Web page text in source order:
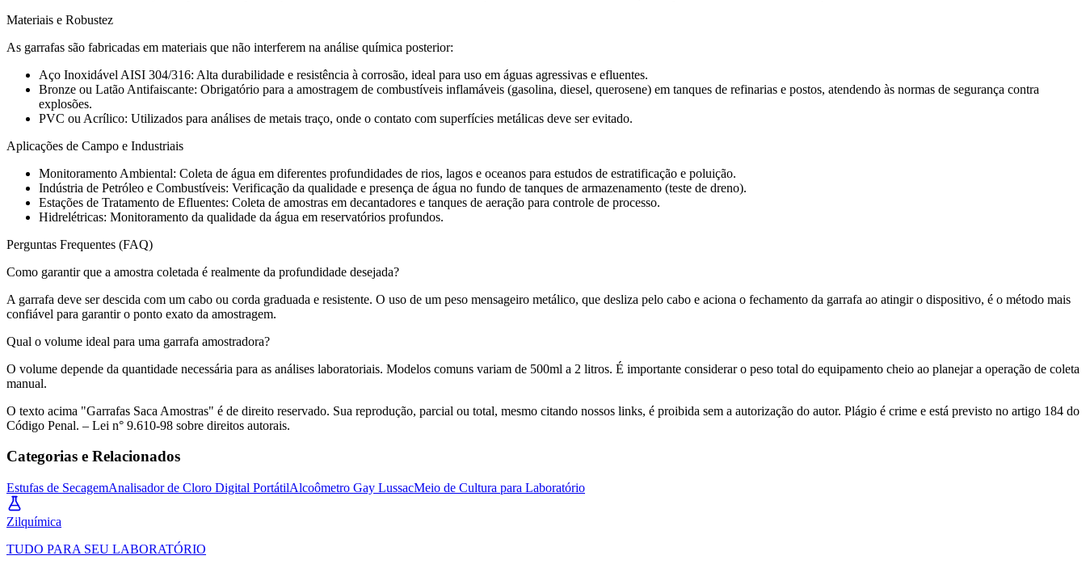
Materiais e Robustez
As garrafas são fabricadas em materiais que não interferem na análise química posterior:
Aço Inoxidável AISI 304/316: Alta durabilidade e resistência à corrosão, ideal para uso em águas agressivas e efluentes.
Bronze ou Latão Antifaiscante: Obrigatório para a amostragem de combustíveis inflamáveis (gasolina, diesel, querosene) em tanques de refinarias e postos, atendendo às normas de segurança contra
explosões.
PVC ou Acrílico: Utilizados para análises de metais traço, onde o contato com superfícies metálicas deve ser evitado.
Aplicações de Campo e Industriais
Monitoramento Ambiental: Coleta de água em diferentes profundidades de rios, lagos e oceanos para estudos de estratificação e poluição.
Indústria de Petróleo e Combustíveis: Verificação da qualidade e presença de água no fundo de tanques de armazenamento (teste de dreno).
Estações de Tratamento de Efluentes: Coleta de amostras em decantadores e tanques de aeração para controle de processo.
Hidrelétricas: Monitoramento da qualidade da água em reservatórios profundos.
Perguntas Frequentes (FAQ)
Como garantir que a amostra coletada é realmente da profundidade desejada?
A garrafa deve ser descida com um cabo ou corda graduada e resistente. O uso de um peso mensageiro metálico, que desliza pelo cabo e aciona o fechamento da garrafa ao atingir o dispositivo, é o método mais
confiável para garantir o ponto exato da amostragem.
Qual o volume ideal para uma garrafa amostradora?
O volume depende da quantidade necessária para as análises laboratoriais. Modelos comuns variam de 500ml a 2 litros. É importante considerar o peso total do equipamento cheio ao planejar a operação de coleta
manual.
O texto acima "Garrafas Saca Amostras" é de direito reservado. Sua reprodução, parcial ou total, mesmo citando nossos links, é proibida sem a autorização do autor. Plágio é crime e está previsto no artigo 184 do
Código Penal. – Lei n° 9.610-98 sobre direitos autorais.
Categorias e Relacionados
Estufas de SecagemAnalisador de Cloro Digital PortátilAlcoômetro Gay LussacMeio de Cultura para Laboratório
Zilquímica
TUDO PARA SEU LABORATÓRIO